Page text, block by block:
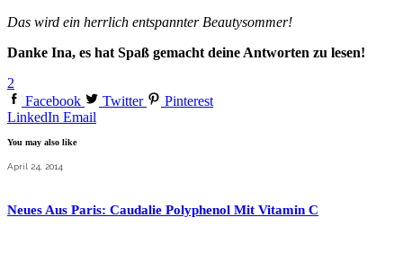
Das wird ein herrlich entspannter Beautysommer!
Danke Ina, es hat Spaß gemacht deine Antworten zu lesen!
2
Facebook
Twitter
Pinterest
LinkedIn Email
You may also like
April 24, 2014
Neues Aus Paris: Caudalie Polyphenol Mit Vitamin C